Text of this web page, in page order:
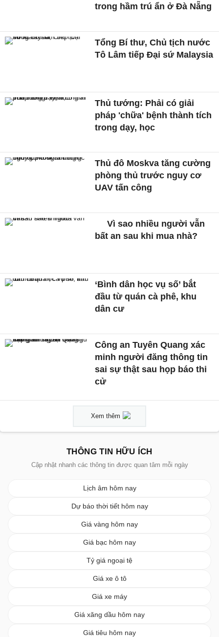
trong hầm trú ẩn ở Đà Nẵng
Tổng Bí thư, Chủ tịch nước
Tô Lâm tiếp Đại sứ Malaysia
Thủ tướng: Phải có giải
pháp 'chữa' bệnh thành tích
trong dạy, học
Thủ đô Moskva tăng cường
phòng thủ trước nguy cơ
UAV tấn công
Vì sao nhiều người vẫn
bất an sau khi mua nhà?
‘Bình dân học vụ số’ bắt
đầu từ quán cà phê, khu
dân cư
Công an Tuyên Quang xác
minh người đăng thông tin
sai sự thật sau họp báo thi
cử
Xem thêm
THÔNG TIN HỮU ÍCH
Cập nhật nhanh các thông tin được quan tâm mỗi ngày
Lịch âm hôm nay
Dự báo thời tiết hôm nay
Giá vàng hôm nay
Giá bạc hôm nay
Tỷ giá ngoại tệ
Giá xe ô tô
Giá xe máy
Giá xăng dầu hôm nay
Giá tiêu hôm nay